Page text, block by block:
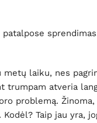
laiku, nes
trumpam atveria
problemą.
Taip jau yra,